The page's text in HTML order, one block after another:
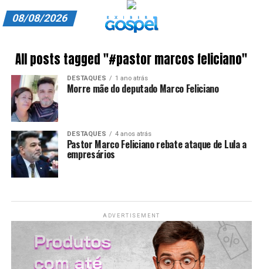
ASSINE
CARRINHO
EDITORIAL
ENTREVISTAS
FINALIZAR COMPRA
HOME
08/08/2026
All posts tagged "#pastor marcos feliciano"
DESTAQUES 1 ano atrás
Morre mãe do deputado Marco Feliciano
DESTAQUES 4 anos atrás
Pastor Marco Feliciano rebate ataque de Lula a
empresários
ADVERTISEMENT